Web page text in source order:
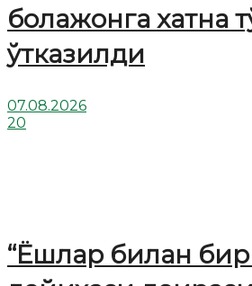
болажонга хатна
ўтказилди
07.08.2026
20
“Ёшлар билан бир